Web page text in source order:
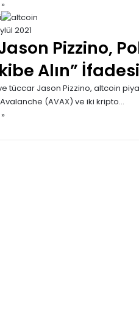
2021
Pizzino,
Alın”
tüccar Jason Pizzino, altcoin
(AVAX) ve iki kripto…